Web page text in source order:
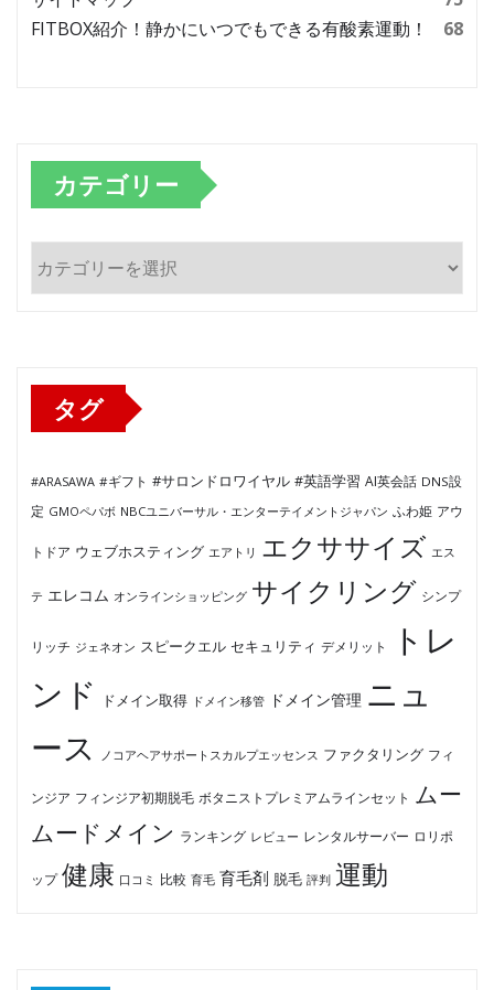
FITBOX紹介！静かにいつでもできる有酸素運動！
68
カテゴリー
カ
テ
タグ
#ARASAWA #ギフト #サロンドロワイヤル #英語学習 AI英会話 DNS設
定 GMOペパボ NBCユニバーサル・エンターテイメントジャパン ふわ姫 アウ
トドア ウェブホスティング エアトリ エクササイズ エス
テ エレコム オンラインショッピング サイクリング シンプ
リッチ ジェネオン スピークエル セキュリティ デメリット
トレ
ンド
ドメイン取得 ドメイン移管 ドメイン管理 ニュ
ース
ノコアヘアサポートスカルプエッセンス ファクタリング フィ
ンジア フィンジア初期脱毛 ボタニストプレミアムラインセット ムー
ムードメイン ランキング レビュー レンタルサーバー ロリポ
ップ 健康 口コミ 比較 育毛 育毛剤 脱毛 評判 運動